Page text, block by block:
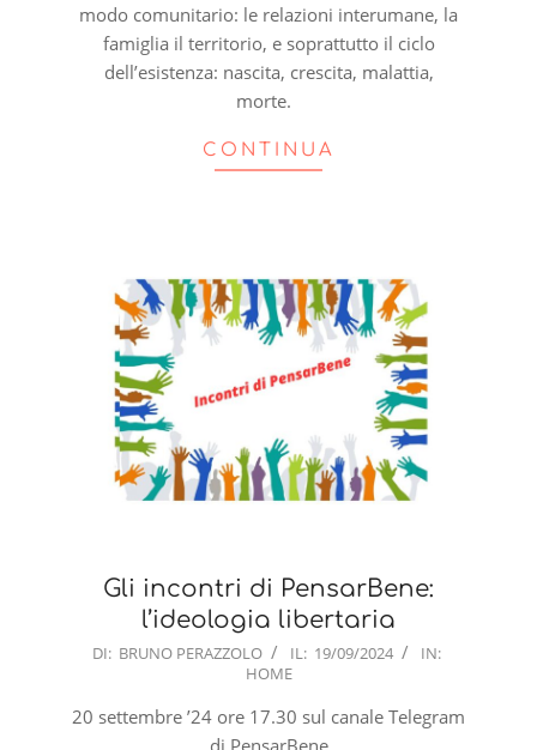
modo comunitario: le relazioni interumane, la
famiglia il territorio, e soprattutto il ciclo
dell’esistenza: nascita, crescita, malattia,
morte.
CONTINUA
Gli incontri di PensarBene:
l’ideologia libertaria
2024-
19
DI: BRUNO PERAZZOLO IL: 19/09/2024
IN:
HOME
20 settembre ’24 ore 17.30 sul canale Telegram